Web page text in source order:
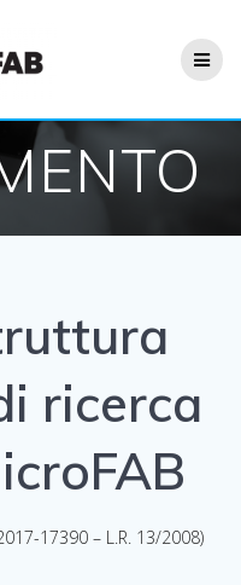
ricerca
17390 – L.R. 13/2008)